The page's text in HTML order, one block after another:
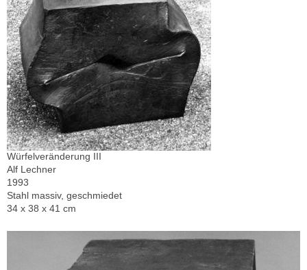
Würfelveränderung III
Alf Lechner
1993
Stahl massiv, geschmiedet
34 x 38 x 41 cm